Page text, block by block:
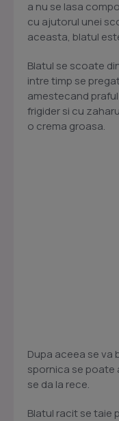
a nu se lasa
cu ajutorul unei
aceasta, blatul
Blatul se scoate
intre timp se
amestecand
frigider si cu
o crema groasa.
Dupa aceea se va
spornica se poate
se da la rece.
Blatul racit se taie